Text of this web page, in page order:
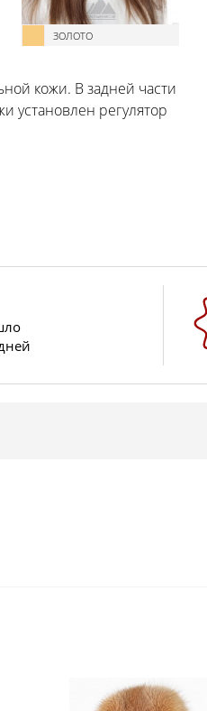
ЗОЛОТО
кожи. В задней части
установлен регулятор